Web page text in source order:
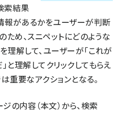
索結果
報があるかをユーザーが判断
ため、スニペットにどのような
理解して、ユーザーが「これが
と理解してクリックしてもらえ
重要なアクションとなる。
の内容（本文）から、検索